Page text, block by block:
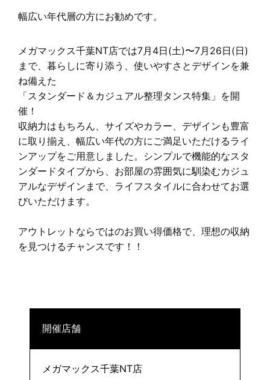
幅広い年代層の方にお勧めです。
メガマックス千葉NT店では7月4日(土)〜7月26日(日)
まで、暮らしに寄り添う、使いやすさとデザインを兼
ね備えた
「スタンダード＆カジュアル整理タンス特集」を開
催！
収納力はもちろん、サイズやカラー、デザインも豊富
に取り揃え、幅広い年代の方にご満足いただけるライ
ンアップをご用意しました。シンプルで機能的なスタ
ンダードタイプから、お部屋の雰囲気に馴染むカジュ
アルなデザインまで、ライフスタイルに合わせてお選
びいただけます。
アウトレットならではのお買い得価格で、理想の収納
を見つけるチャンスです！！
開催店舗
メガマックス千葉NT店